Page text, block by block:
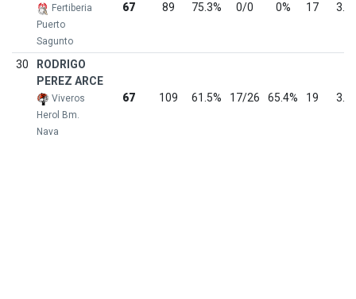
Fertiberia
Puerto
Sagunto
67 89 75.3% 0/0 0% 17 3.9
30
RODRIGO
PEREZ ARCE
Viveros
Herol Bm.
Nava
67 109 61.5% 17/26 65.4% 19 3.5